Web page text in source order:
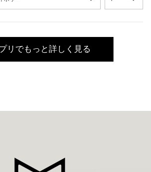
リでもっと詳しく見る